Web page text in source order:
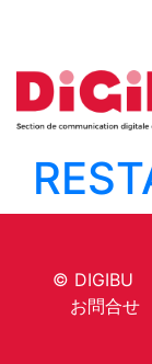
© DIGIBU
お問合せ